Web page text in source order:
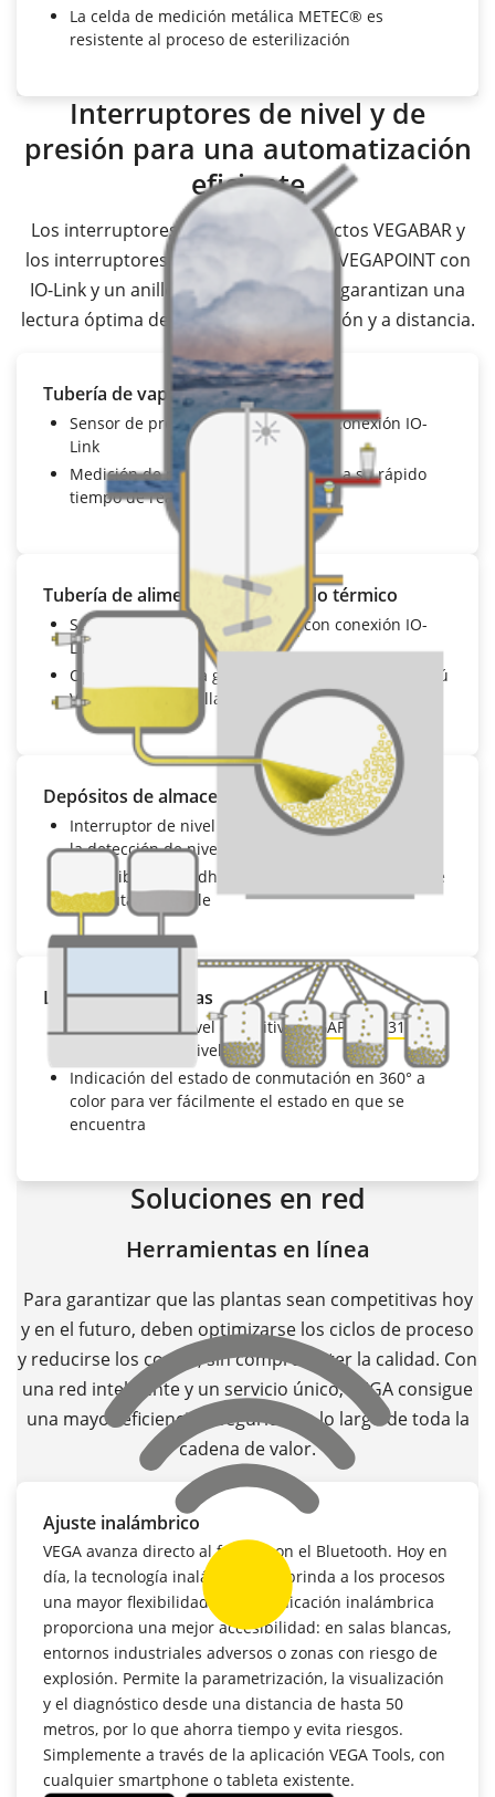
La celda de medición metálica METEC® es
resistente al proceso de esterilización
Interruptores de nivel y de
presión para una automatización
eficiente
Los interruptores de presión compactos VEGABAR y
los interruptores de nivel capacitivos VEGAPOINT con
IO-Link y un anillo luminoso de color, garantizan una
lectura óptima desde cualquier dirección y a distancia.
Tubería de vapor saturado
Sensor de presiónVEGABAR 29con conexión IO-
Link
Medición de presión precisa gracias a su rápido
tiempo de reacción
Tubería de alimentación del fluido térmico
Sensor de presión VEGABAR 38con conexión IO-
Link
Operación sencilla gracias a la estructura de menú
VDMA y a la pantalla integrada
Depósitos de almacenamiento
Interruptor de nivel capacitivoVEGAPOINT 21
la detección de nivel
Insensible a las adherencias gracias a su punto de
conmutación fiable
Llenado de cápsulas
Interruptor de nivel capacitivoVEGAPOINT 31 para
la detección de nivel
Indicación del estado de conmutación en 360° a
color para ver fácilmente el estado en que se
encuentra
Soluciones en red
Herramientas en línea
Para garantizar que las plantas sean competitivas hoy
y en el futuro, deben optimizarse los ciclos de proceso
y reducirse los costes, sin comprometer la calidad. Con
una red inteligente y un servicio único, VEGA consigue
una mayor eficiencia y seguridad a lo largo de toda la
cadena de valor.
Ajuste inalámbrico
VEGA avanza directo al futuro con el Bluetooth. Hoy en
día, la tecnología inalámbrica ya brinda a los procesos
una mayor flexibilidad. La comunicación inalámbrica
proporciona una mejor accesibilidad: en salas blancas,
entornos industriales adversos o zonas con riesgo de
explosión. Permite la parametrización, la visualización
y el diagnóstico desde una distancia de hasta 50
metros, por lo que ahorra tiempo y evita riesgos.
Simplemente a través de la aplicación VEGA Tools, con
cualquier smartphone o tableta existente.